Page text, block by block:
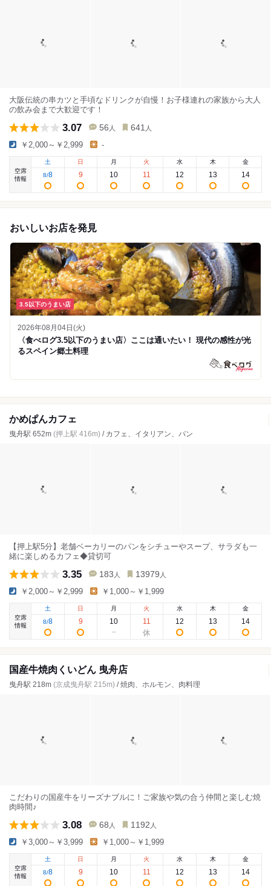
大阪伝統の串カツと手頃なドリンクが自慢！お子様連れの家族から大人
の飲み会まで大歓迎です！
3.07 56 人 641 人
￥2,000～￥2,999 -
空席
情報
土
8/8
日
9
月
10
火
11
水
12
木
13
金
14
おいしいお店を発見
3.5以下のうまい店
2026年08月04日(火)
〈食べログ3.5以下のうまい店〉ここは通いたい！ 現代の感性が光
るスペイン郷土料理
かめぱんカフェ
曳舟駅 652m (押上駅 416m) / カフェ、イタリアン、パン
【押上駅5分】老舗ベーカリーのパンをシチューやスープ、サラダも一
緒に楽しめるカフェ◆貸切可
3.35 183 人 13979 人
￥2,000～￥2,999 ￥1,000～￥1,999
空席
情報
土
8/8
日
9
月
10
火
11
水
12
木
13
金
14
国産牛焼肉くいどん 曳舟店
曳舟駅 218m (京成曳舟駅 215m) / 焼肉、ホルモン、肉料理
こだわりの国産牛をリーズナブルに！ご家族や気の合う仲間と楽しむ焼
肉時間♪
3.08 68 人 1192 人
￥3,000～￥3,999 ￥1,000～￥1,999
空席
情報
土
8/8
日
9
月
10
火
11
水
12
木
13
金
14